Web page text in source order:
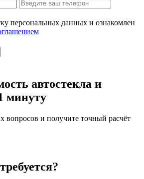
персональных данных и ознакомлен
автостекла и
минуту
вопросов и получите точный расчёт